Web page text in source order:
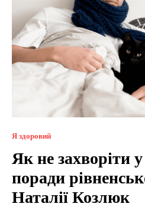
Я здоровий
Як не захворіти у
поради
Наталії Козлюк